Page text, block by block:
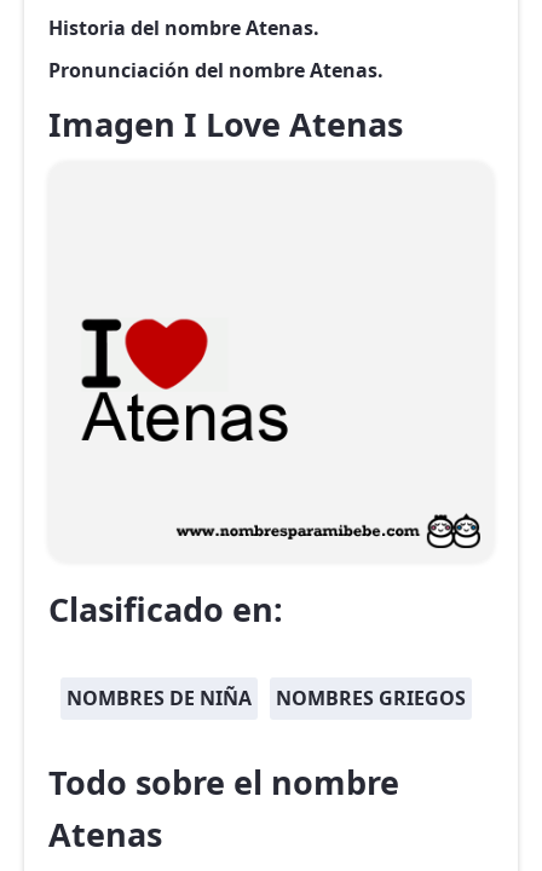
Historia del nombre Atenas.
Pronunciación del nombre Atenas.
Imagen I Love Atenas
Clasificado en:
NOMBRES DE NIÑA NOMBRES GRIEGOS
Todo sobre el nombre
Atenas